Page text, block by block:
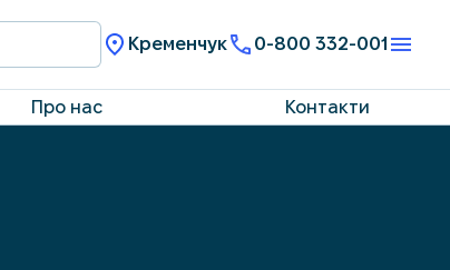
Кременчук 0-800 332-001
Про нас Контакти